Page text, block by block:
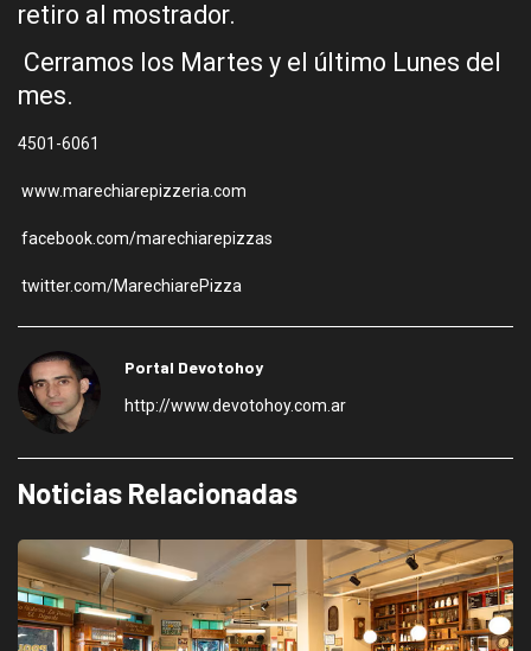
retiro al mostrador.
Cerramos los Martes y el último Lunes del
mes.
4501-6061
www.marechiarepizzeria.com
facebook.com/marechiarepizzas
twitter.com/MarechiarePizza
Portal Devotohoy
http://www.devotohoy.com.ar
Noticias Relacionadas